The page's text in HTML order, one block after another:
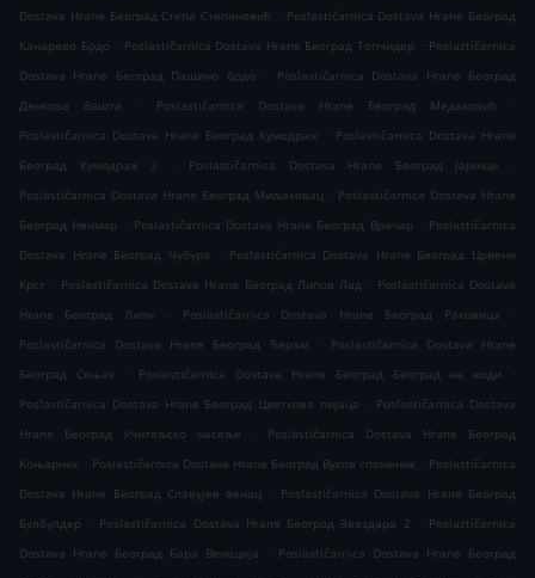
Dostava Hrane Београд Степа Степановић . Poslastičarnica Dostava Hrane Београд
Канарево Брдо . Poslastičarnica Dostava Hrane Београд Топчидер . Poslastičarnica
Dostava Hrane Београд Пашино брдо
.
Poslastičarnica Dostava Hrane Београд
Денкова башта
. Poslastičarnica Dostava Hrane Београд Медаковић
.
Poslastičarnica Dostava Hrane Београд Кумодраж . Poslastičarnica Dostava Hrane
Београд Кумодраж 2
. Poslastičarnica Dostava Hrane Београд Јајинци
.
Poslastičarnica Dostava Hrane Београд Миљаковац . Poslastičarnica Dostava Hrane
Београд Неимар . Poslastičarnica Dostava Hrane Београд Врачар . Poslastičarnica
Dostava Hrane Београд Чубура
. Poslastičarnica Dostava Hrane Београд Црвени
Крст . Poslastičarnica Dostava Hrane Београд Липов Лад . Poslastičarnica Dostava
Hrane Београд Лион
. Poslastičarnica Dostava Hrane Београд Раковица
.
Poslastičarnica Dostava Hrane Београд Ђерам
.
Poslastičarnica Dostava Hrane
Београд Сењак
. Poslastičarnica Dostava Hrane Београд Београд на води
.
Poslastičarnica Dostava Hrane Београд Цветкова пијаца
. Poslastičarnica Dostava
Hrane Београд Учитељско насеље
.
Poslastičarnica Dostava Hrane Београд
Коњарник . Poslastičarnica Dostava Hrane Београд Вуков споменик . Poslastičarnica
Dostava Hrane Београд Славујев венац
. Poslastičarnica Dostava Hrane Београд
Булбулдер
. Poslastičarnica Dostava Hrane Београд Звездара 2 . Poslastičarnica
Dostava Hrane Београд Бара Венеција
. Poslastičarnica Dostava Hrane Београд